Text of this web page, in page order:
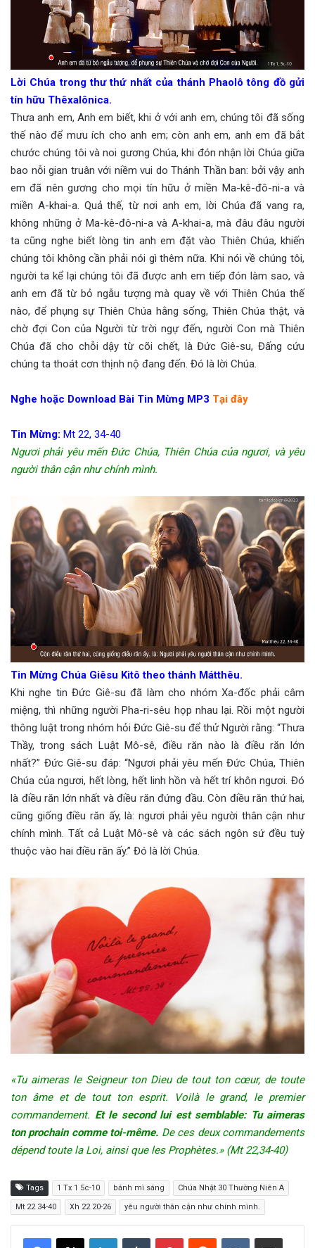
Lời Chúa trong thư thứ nhất của thánh Phaolô tông đồ gửi
tín hữu Thêxalônica.
Thưa anh em, Anh em biết, khi ở với anh em, chúng tôi đã sống
thế nào để mưu ích cho anh em; còn anh em, anh em đã bắt
chước chúng tôi và noi gương Chúa, khi đón nhận lời Chúa giữa
bao nỗi gian truân với niềm vui do Thánh Thần ban: bởi vậy anh
em đã nên gương cho mọi tín hữu ở miền Ma-kê-đô-ni-a và
miền A-khai-a. Quả thế, từ nơi anh em, lời Chúa đã vang ra,
không những ở Ma-kê-đô-ni-a và A-khai-a, mà đâu đâu người
ta cũng nghe biết lòng tin anh em đặt vào Thiên Chúa, khiến
chúng tôi không cần phải nói gì thêm nữa. Khi nói về chúng tôi,
người ta kể lại chúng tôi đã được anh em tiếp đón làm sao, và
anh em đã từ bỏ ngẫu tượng mà quay về với Thiên Chúa thế
nào, để phụng sự Thiên Chúa hằng sống, Thiên Chúa thật, và
chờ đợi Con của Người từ trời ngự đến, người Con mà Thiên
Chúa đã cho chỗi dậy từ cõi chết, là Đức Giê-su, Đấng cứu
chúng ta thoát cơn thịnh nộ đang đến. Đó là lời Chúa.
Nghe hoặc Download Bài Tin Mừng MP3 Tại đây
Tin Mừng: Mt 22, 34-40
Ngươi phải yêu mến Đức Chúa, Thiên Chúa của ngươi, và yêu
người thân cận như chính mình.
Tin Mừng Chúa Giêsu Kitô theo thánh Mátthêu.
Khi nghe tin Đức Giê-su đã làm cho nhóm Xa-đốc phải câm
miệng, thì những người Pha-ri-sêu họp nhau lại. Rồi một người
thông luật trong nhóm hỏi Đức Giê-su để thử Người rằng: “Thưa
Thầy, trong sách Luật Mô-sê, điều răn nào là điều răn lớn
nhất?” Đức Giê-su đáp: “Ngươi phải yêu mến Đức Chúa, Thiên
Chúa của ngươi, hết lòng, hết linh hồn và hết trí khôn ngươi. Đó
là điều răn lớn nhất và điều răn đứng đầu. Còn điều răn thứ hai,
cũng giống điều răn ấy, là: ngươi phải yêu người thân cận như
chính mình. Tất cả Luật Mô-sê và các sách ngôn sứ đều tuỳ
thuộc vào hai điều răn ấy.” Đó là lời Chúa.
«Tu aimeras le Seigneur ton Dieu de tout ton cœur, de toute
ton âme et de tout ton esprit. Voilà le grand, le premier
commandement. Et le second lui est semblable: Tu aimeras
ton prochain comme toi-même. De ces deux commandements
dépend toute la Loi, ainsi que les Prophètes.» (Mt 22,34-40)
Tags 1 Tx 1 5c-10 bánh mì sáng Chúa Nhật 30 Thường Niên A
Mt 22 34-40 Xh 22 20-26 yêu người thân cận như chính mình.